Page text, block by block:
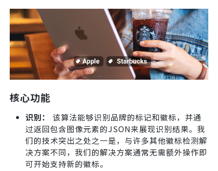
核心功能
识别：
该算法能够识别品牌的标记和徽标，并通
过返回包含图像元素的JSON来展现识别结果。我
们的技术突出之处之一是，与许多其他徽标检测解
决方案不同，我们的解决方案通常无需额外操作即
可开始支持新的徽标。